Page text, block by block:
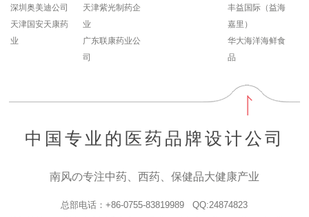
深圳奥美迪公司
天津国安天康药
业
天津紫光制药企
业
广东联康药业公
司
丰益国际（益海
嘉里）
华大海洋海鲜食
品
中国专业的医药品牌设计公司
南风の专注中药、西药、保健品大健康产业
总部电话：+86-0755-83819989 QQ:24874823